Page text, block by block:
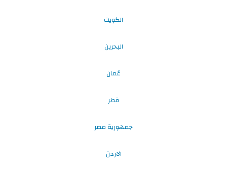
الكويت
البحرين
عُمان
قطر
جمهورية مصر
الاردن